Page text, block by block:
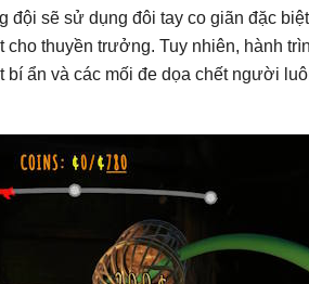
đội sẽ sử dụng đôi tay co giãn đặc
thuyền trưởng. Tuy nhiên, hành
ẩn và các mối đe dọa chết người